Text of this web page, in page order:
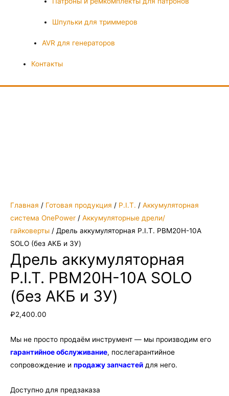
Шпульки для триммеров
AVR для генераторов
Контакты
Главная / Готовая продукция / P.I.T. / Аккумуляторная
система OnePower / Аккумуляторные дрели/
гайковерты / Дрель аккумуляторная P.I.T. PBM20H-10A
SOLO (без АКБ и ЗУ)
Дрель аккумуляторная
P.I.T. PBM20H-10A SOLO
(без АКБ и ЗУ)
₽2,400.00
Мы не просто продаём инструмент — мы производим его
гарантийное обслуживание, послегарантийное
сопровождение и продажу запчастей для него.
Доступно для предзаказа